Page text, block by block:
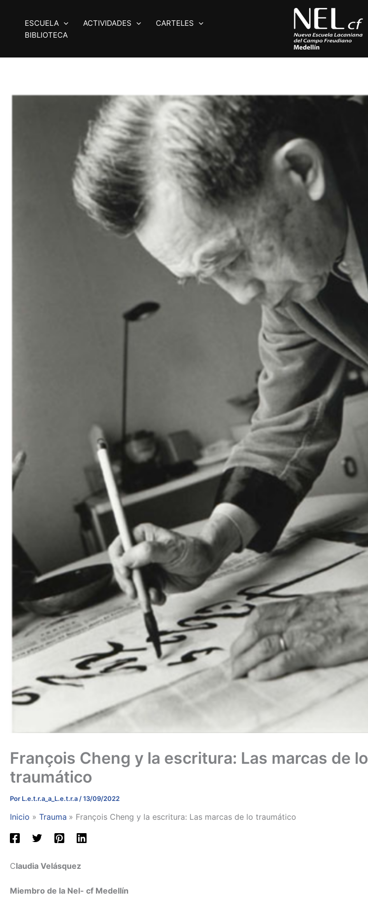
contenido
ESCUELA ACTIVIDADES
CARTELES
BIBLIOTECA
François Cheng y la escritura: Las marcas de lo
traumático
Por L.e.t.r.a_a_L.e.t.r.a/13/09/2022
Inicio Trauma François Cheng y la escritura: Las marcas de lo traumático
Claudia Velásquez
Miembro de la Nel- cf Medellín